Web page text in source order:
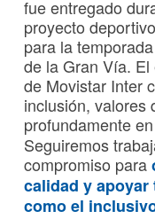
fue entregado
proyecto
para la
de la Gran Vía.
de Movistar Inter
inclusión, valores
profundamente en
Seguiremos
compromiso para
calidad y
como el